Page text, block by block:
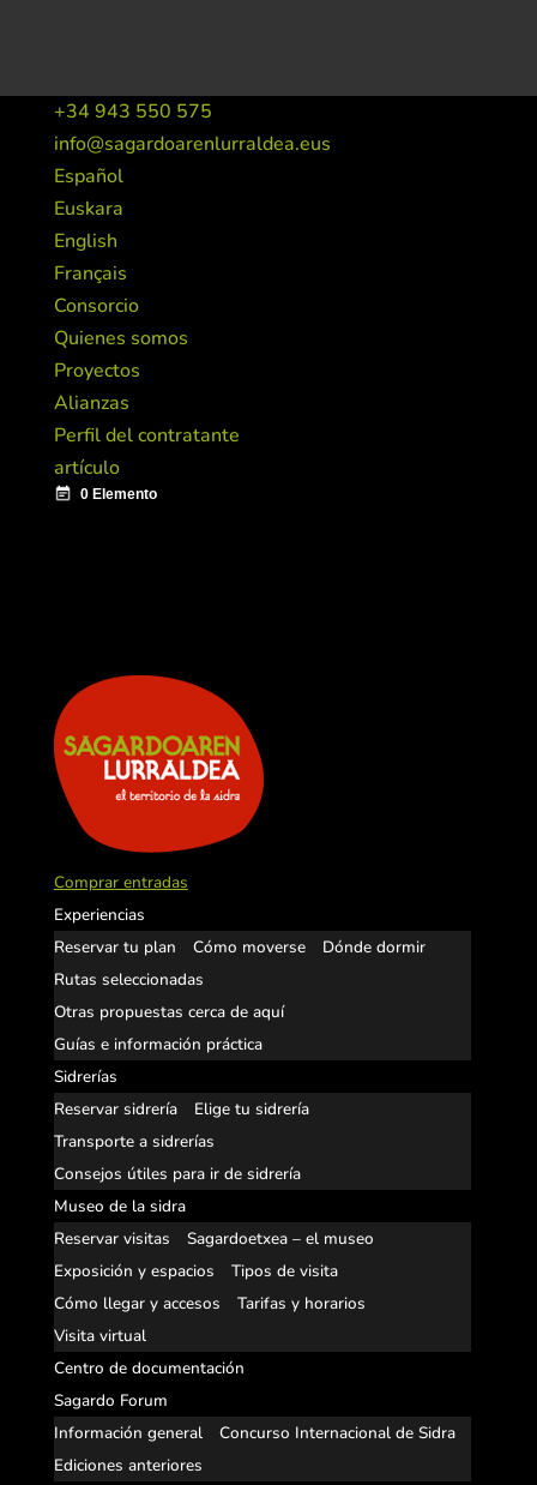
+34 943 550 575
info@sagardoarenlurraldea.eus
Español
Euskara
English
Français
Consorcio
Quienes somos
Proyectos
Alianzas
Perfil del contratante
artículo
Comprar entradas
Experiencias
Reservar tu plan
Cómo moverse
Dónde dormir
Rutas seleccionadas
Otras propuestas cerca de aquí
Guías e información práctica
Sidrerías
Reservar sidrería
Elige tu sidrería
Transporte a sidrerías
Consejos útiles para ir de sidrería
Museo de la sidra
Reservar visitas
Sagardoetxea – el museo
Exposición y espacios
Tipos de visita
Cómo llegar y accesos
Tarifas y horarios
Visita virtual
Centro de documentación
Sagardo Forum
Información general
Concurso Internacional de Sidra
Ediciones anteriores